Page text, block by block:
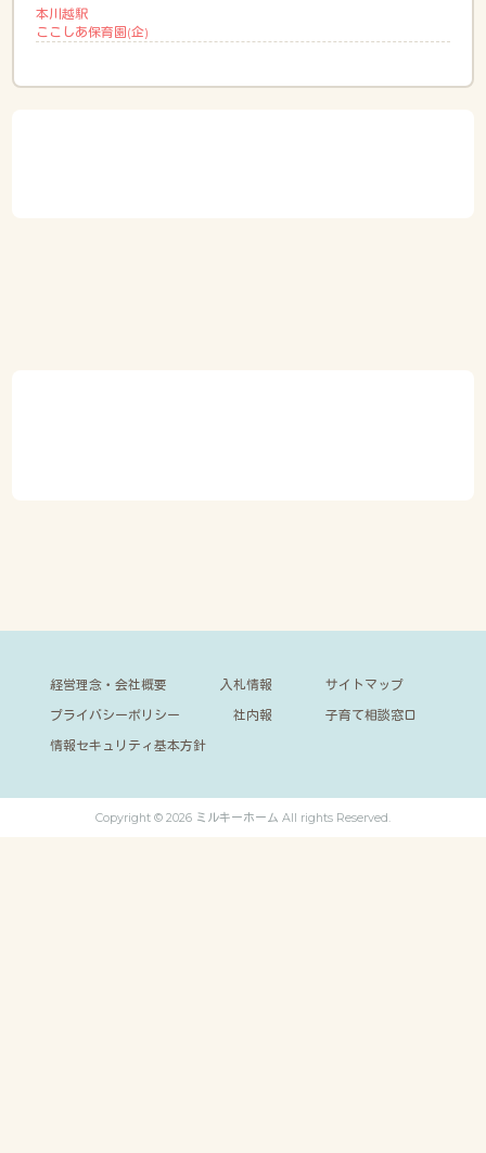
本川越駅
ここしあ保育園(企)
経営理念・会社概要 入札情報
サイトマップ
プライバシーポリシー
社内報
子育て相談窓口
情報セキュリティ基本方針
Copyright © 2026 ミルキーホーム All rights Reserved.